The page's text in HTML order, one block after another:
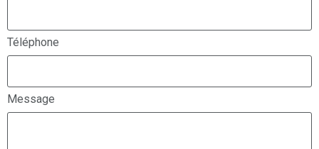
Téléphone
Message